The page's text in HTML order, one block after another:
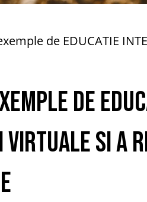
de EDUCATIE
de
virtuale si